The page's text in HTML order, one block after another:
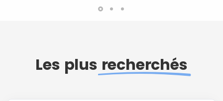
Les plus recherchés